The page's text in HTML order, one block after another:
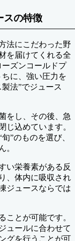
スの特徴
法にこだわった野
を届けてくれる全
ズンコールドプ
に、強い圧力を
法”でジュース
をし、その後、急
じ込めています。
”のものを選び、
。
い栄養素がある反
、体内に吸収され
ジュースならでは
ことが可能です。
ュールに合わせて
グを行うことが可